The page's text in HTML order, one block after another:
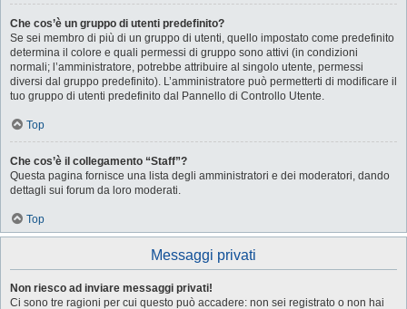
Che cos’è un gruppo di utenti predefinito?
Se sei membro di più di un gruppo di utenti, quello impostato come predefinito
determina il colore e quali permessi di gruppo sono attivi (in condizioni
normali; l’amministratore, potrebbe attribuire al singolo utente, permessi
diversi dal gruppo predefinito). L’amministratore può permetterti di modificare il
tuo gruppo di utenti predefinito dal Pannello di Controllo Utente.
Top
Che cos’è il collegamento “Staff”?
Questa pagina fornisce una lista degli amministratori e dei moderatori, dando
dettagli sui forum da loro moderati.
Top
Messaggi privati
Non riesco ad inviare messaggi privati!
Ci sono tre ragioni per cui questo può accadere: non sei registrato o non hai